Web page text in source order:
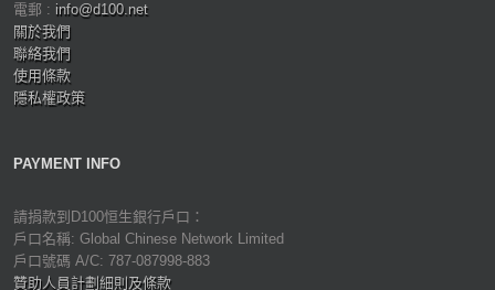
電郵 : info@d100.net
關於我們
聯絡我們
使用條款
隱私權政策
PAYMENT INFO
請捐款到D100恒生銀行戶口：
戶口名稱: Global Chinese Network Limited
戶口號碼 A/C: 787-087998-883
贊助人員計劃細則及條款